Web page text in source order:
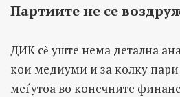
Партиите не се
ДИК сѐ уште нема детална
кои медиуми и за колку
меѓутоа во конечните